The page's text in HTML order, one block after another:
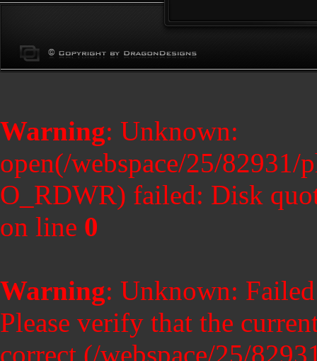
Warning: Unknown:
open(/webspace/25/82931/
O_RDWR) failed: Disk
on line 0
Warning: Unknown:
Please verify that the
correct (/webspace/25/